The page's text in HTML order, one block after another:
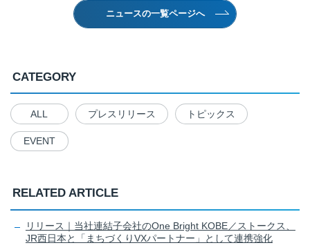
ニュースの一覧ページへ
CATEGORY
ALL プレスリリース トピックス
EVENT
RELATED ARTICLE
リリース｜当社連結子会社のOne Bright KOBE／ストークス、
JR西日本と「まちづくりVXパートナー」として連携強化